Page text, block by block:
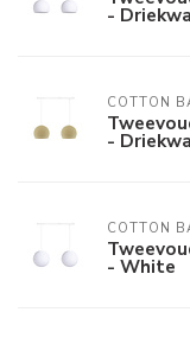
-
COTTON
-
COTTON
- White